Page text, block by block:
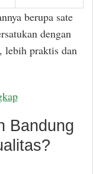
berupa sate
dengan
lebih praktis dan
Bandung